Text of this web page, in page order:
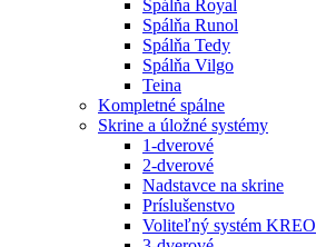
Spálňa Royal
Spálňa Runol
Spálňa Tedy
Spálňa Vilgo
Teina
Kompletné spálne
Skrine a úložné systémy
1-dverové
2-dverové
Nadstavce na skrine
Príslušenstvo
Voliteľný systém KREO